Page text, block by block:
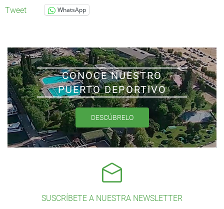
Tweet WhatsApp
CONOCE NUESTRO
PUERTO DEPORTIVO
DESCÚBRELO
SUSCRÍBETE A NUESTRA NEWSLETTER